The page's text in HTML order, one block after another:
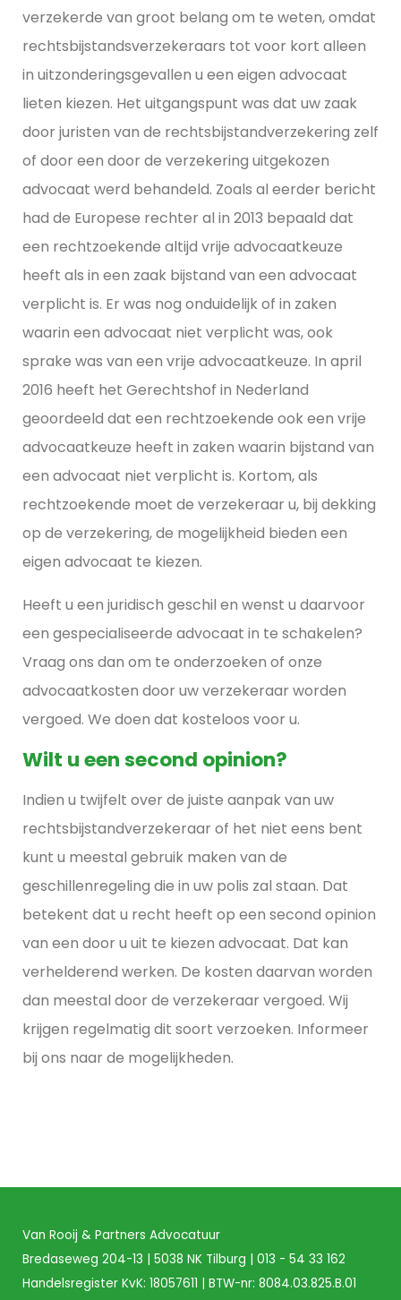
verzekerde van groot belang om te weten, omdat
rechtsbijstandsverzekeraars tot voor kort alleen
in uitzonderingsgevallen u een eigen advocaat
lieten kiezen. Het uitgangspunt was dat uw zaak
door juristen van de rechtsbijstandverzekering zelf
of door een door de verzekering uitgekozen
advocaat werd behandeld. Zoals al eerder bericht
had de Europese rechter al in 2013 bepaald dat
een rechtzoekende altijd vrije advocaatkeuze
heeft als in een zaak bijstand van een advocaat
verplicht is. Er was nog onduidelijk of in zaken
waarin een advocaat niet verplicht was, ook
sprake was van een vrije advocaatkeuze. In april
2016 heeft het Gerechtshof in Nederland
geoordeeld dat een rechtzoekende ook een vrije
advocaatkeuze heeft in zaken waarin bijstand van
een advocaat niet verplicht is. Kortom, als
rechtzoekende moet de verzekeraar u, bij dekking
op de verzekering, de mogelijkheid bieden een
eigen advocaat te kiezen.
Heeft u een juridisch geschil en wenst u daarvoor
een gespecialiseerde advocaat in te schakelen?
Vraag ons dan om te onderzoeken of onze
advocaatkosten door uw verzekeraar worden
vergoed. We doen dat kosteloos voor u.
Wilt u een second opinion?
Indien u twijfelt over de juiste aanpak van uw
rechtsbijstandverzekeraar of het niet eens bent
kunt u meestal gebruik maken van de
geschillenregeling die in uw polis zal staan. Dat
betekent dat u recht heeft op een second opinion
van een door u uit te kiezen advocaat. Dat kan
verhelderend werken. De kosten daarvan worden
dan meestal door de verzekeraar vergoed. Wij
krijgen regelmatig dit soort verzoeken. Informeer
bij ons naar de mogelijkheden.
Van Rooij & Partners Advocatuur
Bredaseweg 204-13 | 5038 NK Tilburg | 013 - 54 33 162
Handelsregister KvK: 18057611 | BTW-nr: 8084.03.825.B.01